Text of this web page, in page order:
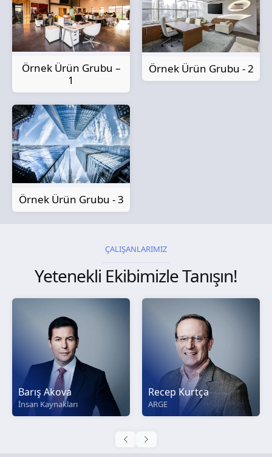
Örnek Ürün Grubu –
1
Örnek Ürün Grubu - 2
Örnek Ürün Grubu - 3
ÇALIŞANLARIMIZ
Yetenekli Ekibimizle Tanışın!
Barış Akova
İnsan Kaynakları
Recep Kurtça
ARGE